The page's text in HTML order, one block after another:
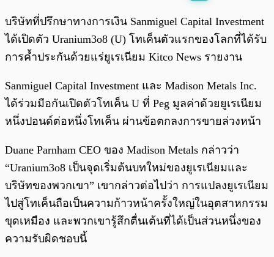
พร้อมเล่น
บริษัทที่ปรึกษาทางการเงิน Sanmiguel Capital Investment
ได้เปิดตัว Uranium3o8 (U) โทเค็นตัวแรกของโลกที่ได้รับ
การค้ำประกันด้วยแร่ยูเรเนียม Kitco News รายงาน
Sanmiguel Capital Investment และ Madison Metals Inc.
ได้ร่วมมือกันเปิดตัวโทเค็น U ที่ Peg มูลค่าด้วยยูเรเนียม
หนึ่งปอนด์ต่อหนึ่งโทเค็น ผ่านข้อตกลงการขายล่วงหน้า
Duane Parnham CEO ของ Madison Metals กล่าวว่า
“Uranium3o8 เป็นจุดเริ่มต้นบทใหม่ของยูเรเนียมและ
บริษัทของพวกเขา” เขากล่าวต่อไปว่า การแปลงยูเรเนียม
ไปสู่โทเค็นถือเป็นความก้าวหน้าครั้งใหญ่ในอุตสาหกรรม
ขุดเหมือง และพวกเขารู้สึกตื่นเต้นที่ได้เป็นส่วนหนึ่งของ
ความรับผิดชอบนี้